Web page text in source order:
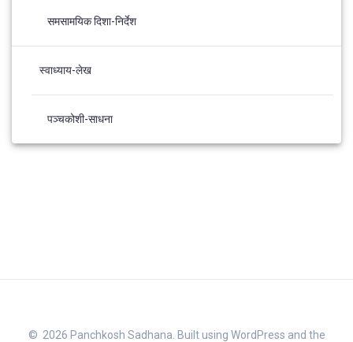
समसामयिक दिशा-निर्देश
स्वाध्याय-लेख
पञ्चकोशी-साधना
© 2026 Panchkosh Sadhana. Built using WordPress and the